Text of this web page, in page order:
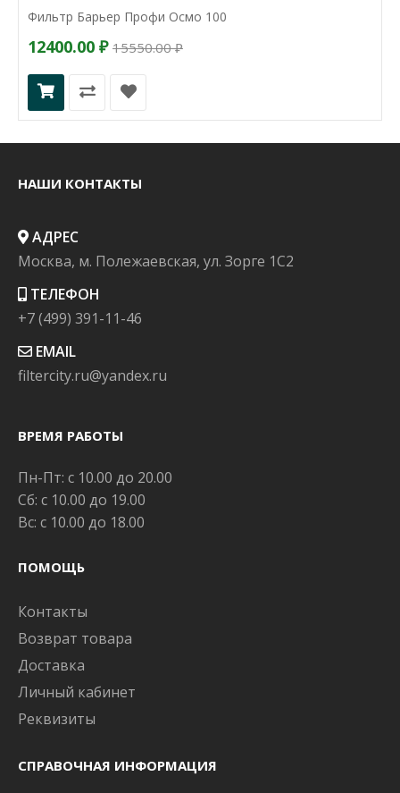
Фильтр Барьер Профи Осмо 100
12400.00 ₽ 15550.00 ₽
НАШИ КОНТАКТЫ
АДРЕС
Москва, м. Полежаевская, ул. Зорге 1C2
ТЕЛЕФОН
+7 (499) 391-11-46
EMAIL
filtercity.ru@yandex.ru
ВРЕМЯ РАБОТЫ
Пн-Пт: с 10.00 до 20.00
Сб: с 10.00 до 19.00
Вс: с 10.00 до 18.00
ПОМОЩЬ
Контакты
Возврат товара
Доставка
Личный кабинет
Реквизиты
СПРАВОЧНАЯ ИНФОРМАЦИЯ